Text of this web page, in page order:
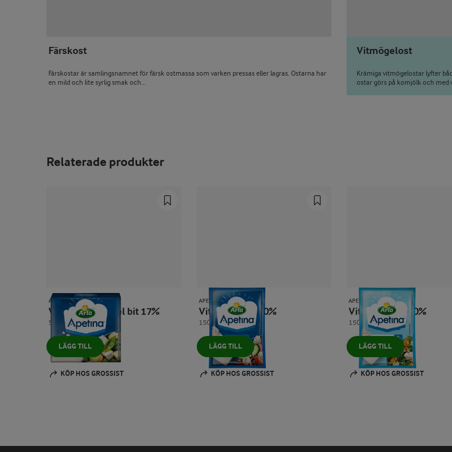
Färskost
Färskostar är samlingsnamnet för färsk ostmassa som varken pressas eller lagras. Ostarna har
en mild och lite syrlig smak och...
Vitmögelost
Krämiga vitmögelostar lyfter
ostar görs på komjölk och med
Relaterade produkter
APETINA®
Vitost krämig hel bit 17%
500 g
LÄGG TILL
KÖP HOS GROSSIST
APETINA®
Vitost hel bit 20%
150 g
LÄGG TILL
KÖP HOS GROSSIST
APETINA®
Vitost hel bit 10%
150 g
LÄGG TILL
KÖP HOS GROSSIST